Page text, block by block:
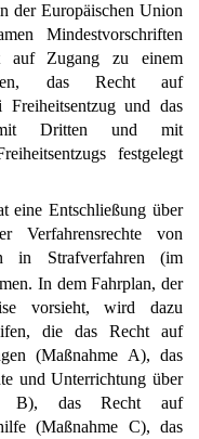
der Europäischen Union
Mindestvorschriften
auf Zugang zu einem
das Recht auf
und das
Dritten und mit
festgelegt
eine Entschließung über
Verfahrensrechte von
in Strafverfahren (im
In dem Fahrplan, der
vorsieht, wird dazu
die das Recht auf
(Maßnahme A), das
und Unterrichtung über
B), das Recht auf
(Maßnahme C), das